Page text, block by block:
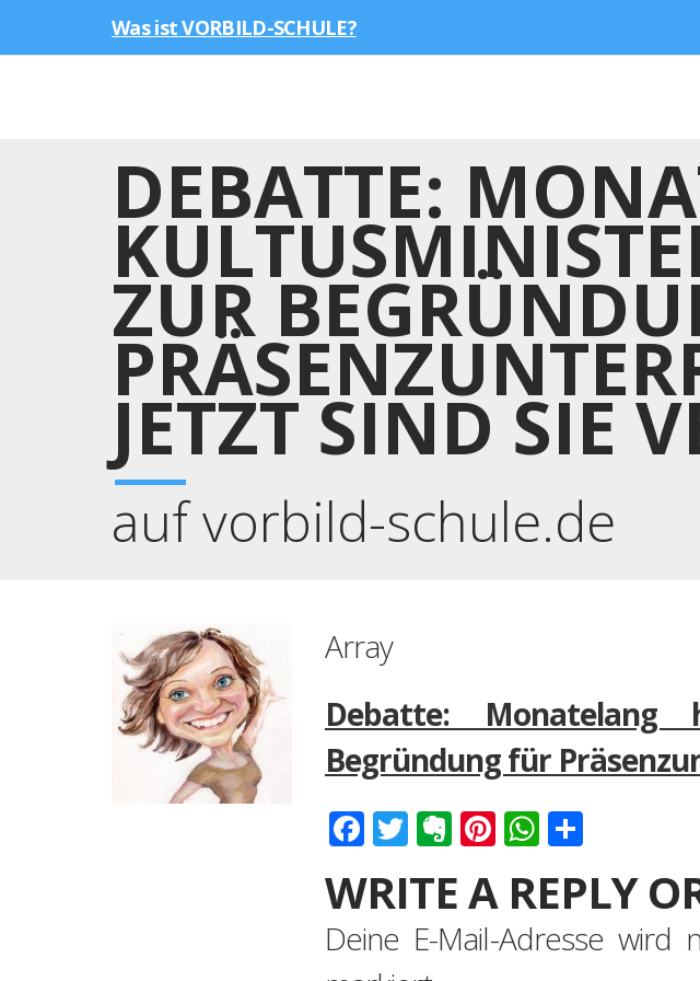
Was ist VORBILD-SCHULE?
DEBATTE:
ZUR
JETZT SIND SIE
auf vorbild-schule.de
Array
Debatte:
Begründung für
Facebook
Twitter
Evernote
Pinterest
WhatsApp
WRITE A REPLY
Deine E-Mail-Adresse wird